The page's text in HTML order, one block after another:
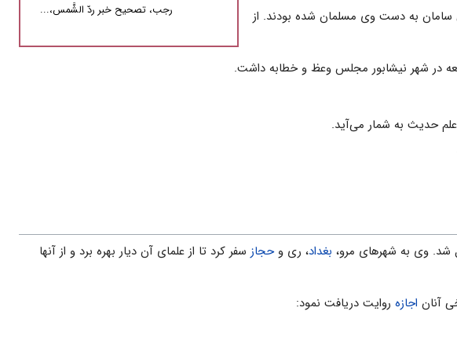
رجب، تصحیح خبر ردّ الشَّمس‏،...
سامان به دست وى مسلمان شده بودند. از
در شهر نیشابور مجلس وعظ و خطابه داشت.
حدیث به شمار مى‌آید.
شد. وی به شهرهای مرو، بغداد، رى وحجاز سفر کرد تا از علماى آن دیار بهره برد و از آنها
آنان اجازه روایت دریافت نمود: